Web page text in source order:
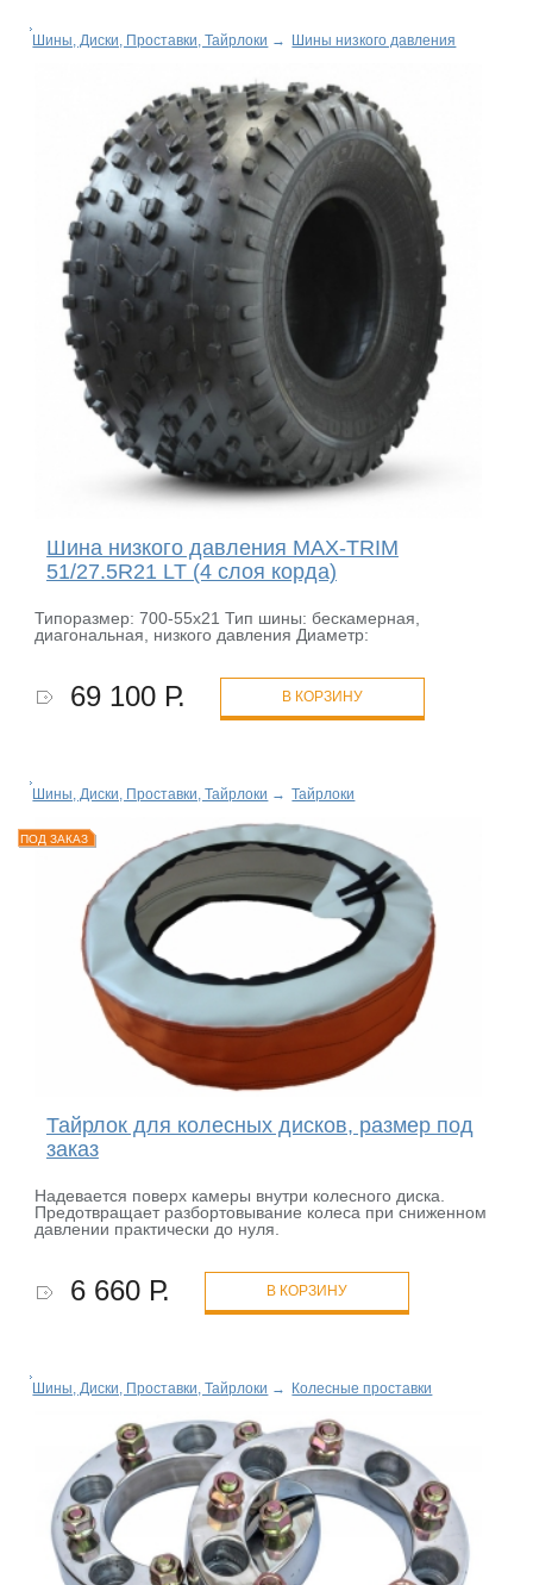
Шины, Диски, Проставки, Тайрлоки → Шины низкого давления
Шина низкого давления MAX-TRIM
51/27.5R21 LT (4 слоя корда)
Типоразмер: 700-55х21 Тип шины: бескамерная,
диагональная, низкого давления Диаметр:
69 100 Р. В КОРЗИНУ
Шины, Диски, Проставки, Тайрлоки → Тайрлоки
ПОД ЗАКАЗ
Тайрлок для колесных дисков, размер под
заказ
Надевается поверх камеры внутри колесного диска.
Предотвращает разбортовывание колеса при сниженном
давлении практически до нуля.
6 660 Р. В КОРЗИНУ
Шины, Диски, Проставки, Тайрлоки → Колесные проставки